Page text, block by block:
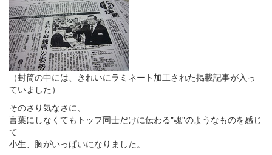
（封筒の中には、きれいにラミネート加工された掲載記事が入っ
ていました）
そのさり気なさに、
言葉にしなくてもトップ同士だけに伝わる"魂"のようなものを感じ
て
小生、胸がいっぱいになりました。